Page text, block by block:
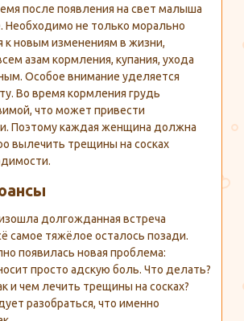
после появления на свет малыша
Необходимо не только морально
к новым изменениям в жизни,
азам кормления, купания, ухода
Особое внимание уделяется
Во время кормления грудь
что может привести
Поэтому каждая женщина должна
вылечить трещины на сосках
долгожданная встреча
самое тяжёлое осталось позади.
появилась новая проблема:
просто адскую боль. Что делать?
и чем лечить трещины на сосках?
разобраться, что именно